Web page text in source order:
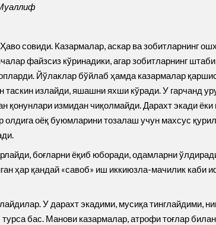
совиди. Казармалар, аскар ва зобитларнинг
файзсиз кўринадики, агар зобитларнинг
Йўлаклар бўйлаб ҳамда казармалар
таскин излайди, яшашни яхши кўради. У гарчанд
измидан чиқолмайди. Дарахт экади
оёқ буюмларини тозалаш учун махсус
боғларни ёқиб юборади, одамларни
ҳар қандай «савоб» иш иккиюзла-мачилик каби
У дарахт экадими, мусиқа тинглайдими,
бас. Манови казармалар, атрофи тоғлар